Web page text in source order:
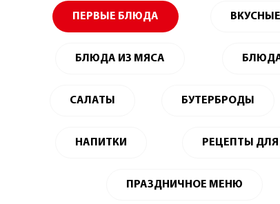
ПЕРВЫЕ БЛЮДА
БЛЮДА ИЗ МЯСА
САЛАТЫ БУТЕРБРОДЫ
НАПИТКИ РЕЦЕПТЫ ДЛЯ
ПРАЗДНИЧНОЕ МЕНЮ